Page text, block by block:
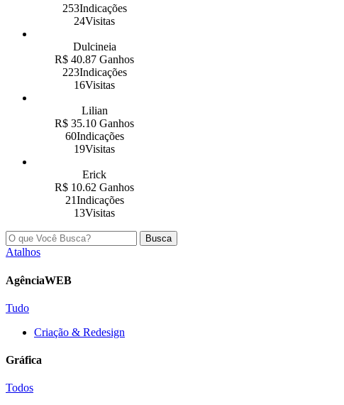
253Indicações
24Visitas
Dulcineia
R$ 40.87 Ganhos
223Indicações
16Visitas
Lilian
R$ 35.10 Ganhos
60Indicações
19Visitas
Erick
R$ 10.62 Ganhos
21Indicações
13Visitas
Busca
Atalhos
AgênciaWEB
Tudo
Criação & Redesign
Gráfica
Todos